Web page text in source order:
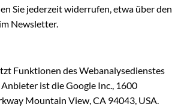
Sie jederzeit widerrufen, etwa über den
Newsletter.
Funktionen des Webanalysedienstes
ist die Google Inc., 1600
Mountain View, CA 94043, USA.